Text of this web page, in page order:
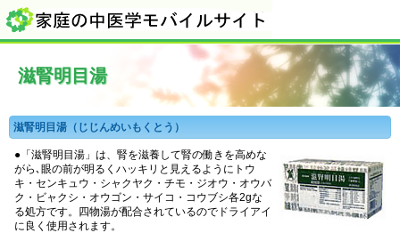
滋腎明目湯
滋腎明目湯（じじんめいもくとう）
●「滋腎明目湯」は、 腎を滋養して腎の働きを高めな
がら､眼の前が明るくハッキリと見えるようにトウ
キ・センキュウ・シャクヤク・チモ・ジオウ・オウバ
ク・ビャクシ・オウゴン・サイコ・コウブシ各2gな
る処方です。四物湯が配合されているのでドライアイ
に良く使用されます。